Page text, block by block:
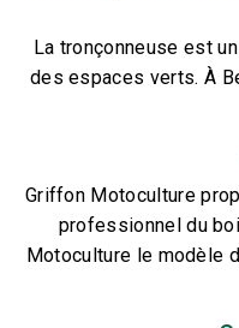
La tronçonneuse est
des espaces verts. À
Griffon Motoculture
professionnel du
Motoculture le modèle